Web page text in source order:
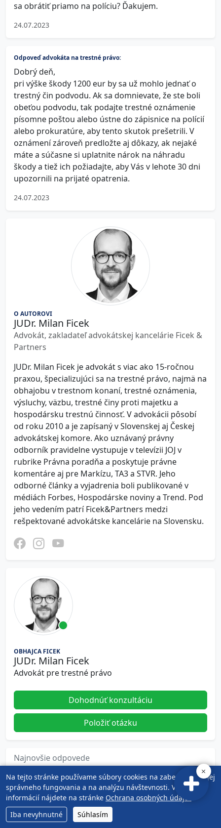
sa obrátiť priamo na políciu? Ďakujem.
24.07.2023
Odpoveď advokáta na trestné právo:
Dobrý deň,
pri výške škody 1200 eur by sa už mohlo jednať o
trestný čin podvodu. Ak sa domnievate, že ste boli
obeťou podvodu, tak podajte trestné oznámenie
písomne poštou alebo ústne do zápisnice na polícií
alebo prokuratúre, aby tento skutok prešetrili. V
oznámení zároveň predložte aj dôkazy, ak nejaké
máte a súčasne si uplatnite nárok na náhradu
škody a tiež ich požiadajte, aby Vás v lehote 30 dni
upozornili na prijaté opatrenia.
24.07.2023
O AUTOROVI
JUDr. Milan Ficek
Advokát, zakladateľ advokátskej kancelárie Ficek &
Partners
JUDr. Milan Ficek je advokát s viac ako 15-ročnou
praxou, špecializujúci sa na trestné právo, najmä na
obhajobu v trestnom konaní, trestné oznámenia,
výsluchy, väzbu, trestné činy proti majetku a
hospodársku trestnú činnosť. V advokácii pôsobí
od roku 2010 a je zapísaný v Slovenskej aj Českej
advokátskej komore. Ako uznávaný právny
odborník pravidelne vystupuje v televízii JOJ v
rubrike Právna poradňa a poskytuje právne
komentáre aj pre Markízu, TA3 a STVR. Jeho
odborné články a vyjadrenia boli publikované v
médiách Forbes, Hospodárske noviny a Trend. Pod
jeho vedením patrí Ficek&Partners medzi
rešpektované advokátske kancelárie na Slovensku.
OBHAJCA FICEK
JUDr. Milan Ficek
Advokát pre trestné právo
Dohodnúť konzultáciu
Položiť otázku
Najnovšie odpovede
Advokát | trestné právo | Bratislava 30.07.2026
Advokát v trestnom konaní 30.07.2026
Trestné právo
Na tejto stránke používame súbory cookies na zabezpečenie jej
správneho fungovania a na analýzu návštevnosti. Viac
informácií nájdete na stránke Ochrana osobných údajov
Iba nevyhnutné
Súhlasím